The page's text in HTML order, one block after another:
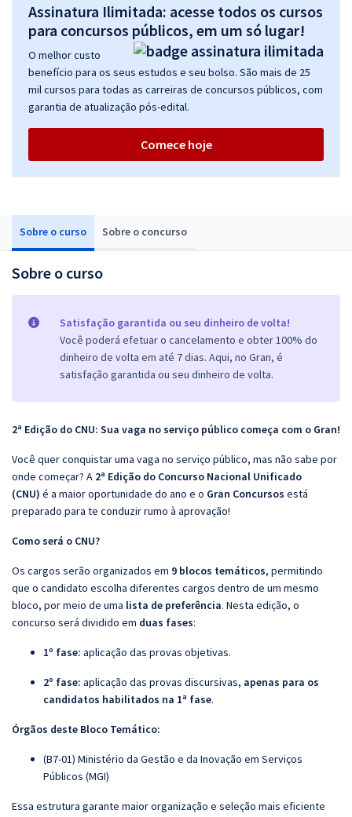
Sobre o curso Sobre o concurso
Sobre o curso
Satisfação garantida ou seu dinheiro de volta!
Você poderá efetuar o cancelamento e obter 100% do
dinheiro de volta em até 7 dias. Aqui, no Gran, é
satisfação garantida ou seu dinheiro de volta.
2ª Edição do CNU: Sua vaga no serviço público começa com o Gran!
Você quer conquistar uma vaga no serviço público, mas não sabe por
onde começar? A 2ª Edição do Concurso Nacional Unificado
(CNU) é a maior oportunidade do ano e o Gran Concursos está
preparado para te conduzir rumo à aprovação!
Como será o CNU?
Os cargos serão organizados em 9 blocos temáticos, permitindo
que o candidato escolha diferentes cargos dentro de um mesmo
bloco, por meio de uma lista de preferência. Nesta edição, o
concurso será dividido em duas fases:
1º fase: aplicação das provas objetivas.
2º fase: aplicação das provas discursivas, apenas para os
candidatos habilitados na 1ª fase.
Órgãos deste Bloco Temático:
(B7-01) Ministério da Gestão e da Inovação em Serviços
Públicos (MGI)
Essa estrutura garante maior organização e seleção mais eficiente
Assinatura Ilimitada: acesse todos os cursos
para concursos públicos, em um só lugar!
O melhor custo
benefício para os seus estudos e seu bolso. São mais de 25
mil cursos para todas as carreiras de concursos públicos, com
garantia de atualização pós-edital.
Comece hoje